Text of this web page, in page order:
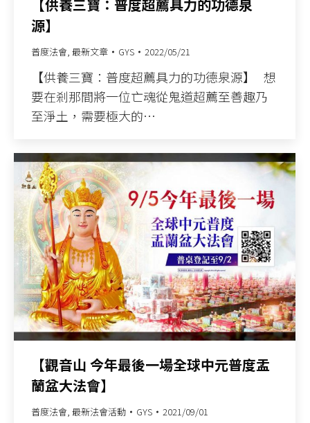
【供養三寶：普度超薦具力的功德泉
源】
普度法會, 最新文章 GYS 2022/05/21
【供養三寶：普度超薦具力的功德泉源】 想
要在剎那間將一位亡魂從鬼道超薦至善趣乃
至淨土，需要極大的…
【觀音山 今年最後一場全球中元普度盂
蘭盆大法會】
普度法會, 最新法會活動 GYS 2021/09/01